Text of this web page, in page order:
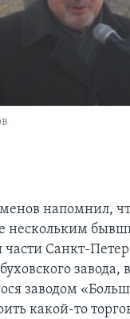
напомнил,
нескольким
части Санкт-
завода,
заводом
какой-то